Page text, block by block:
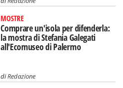
MOSTRE
Comprare un'isola per difenderla:
la mostra di Stefania Galegati
all'Ecomuseo di Palermo
diRedazione